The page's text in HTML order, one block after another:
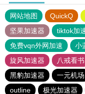
网站地图 QuickQ
坚果加速器
tiktok加
免费vqn外网加速
小
旋风加速器
八戒看书
黑豹加速器
一元机场
outline
极光加速器